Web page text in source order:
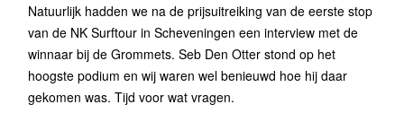
Natuurlijk hadden we na de prijsuitreiking van de eerste stop
van de NK Surftour in Scheveningen een interview met de
winnaar bij de Grommets. Seb Den Otter stond op het
hoogste podium en wij waren wel benieuwd hoe hij daar
gekomen was. Tijd voor wat vragen.